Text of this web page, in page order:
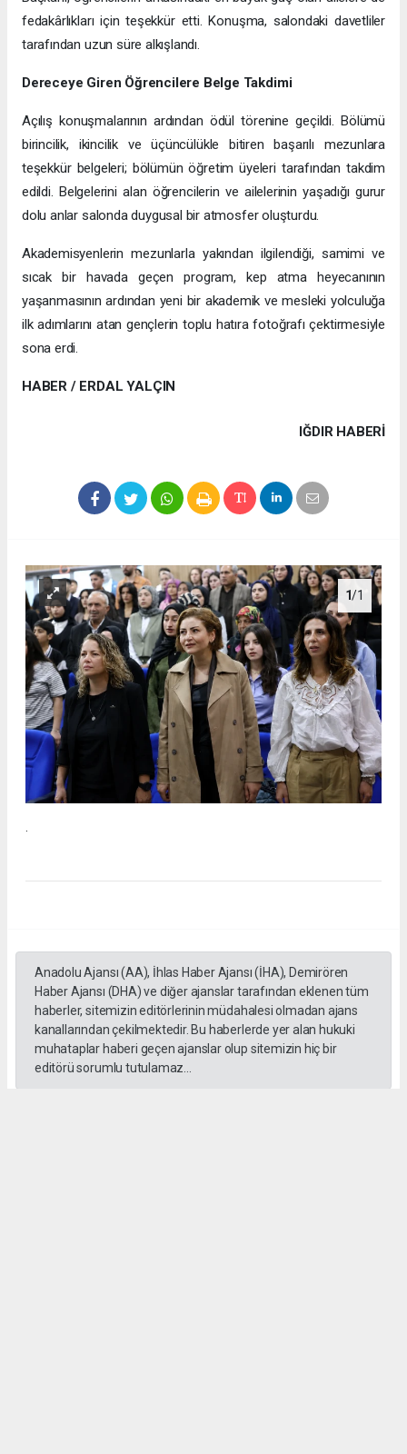
fedakârlıkları için teşekkür etti. Konuşma, salondaki davetliler
tarafından uzun süre alkışlandı.
Dereceye Giren Öğrencilere Belge Takdimi
Açılış konuşmalarının ardından ödül törenine geçildi. Bölümü
birincilik, ikincilik ve üçüncülükle bitiren başarılı mezunlara
teşekkür belgeleri; bölümün öğretim üyeleri tarafından takdim
edildi. Belgelerini alan öğrencilerin ve ailelerinin yaşadığı gurur
dolu anlar salonda duygusal bir atmosfer oluşturdu.
Akademisyenlerin mezunlarla yakından ilgilendiği, samimi ve
sıcak bir havada geçen program, kep atma heyecanının
yaşanmasının ardından yeni bir akademik ve mesleki yolculuğa
ilk adımlarını atan gençlerin toplu hatıra fotoğrafı çektirmesiyle
sona erdi.
HABER / ERDAL YALÇIN
IĞDIR HABERİ
1/1
Anadolu Ajansı (AA), İhlas Haber Ajansı (İHA), Demirören
Haber Ajansı (DHA) ve diğer ajanslar tarafından eklenen tüm
haberler, sitemizin editörlerinin müdahalesi olmadan ajans
kanallarından çekilmektedir. Bu haberlerde yer alan hukuki
muhataplar haberi geçen ajanslar olup sitemizin hiç bir
editörü sorumlu tutulamaz...